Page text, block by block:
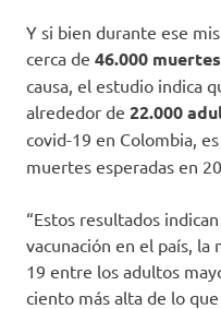
Y si bien durante ese
cerca de 46.000 muertes
causa, el estudio indica
alrededor de 22.000
covid-19 en Colombia,
muertes esperadas en
“Estos resultados
vacunación en el país,
19 entre los adultos
ciento más alta de lo